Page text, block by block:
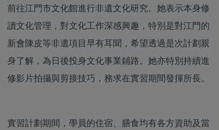
前往江門市文化館進行非遺文化研究。她表示本身修
讀文化管理，對文化工作深感興趣，特別是對江門的
新會陳皮等非遺項目早有耳聞，希望透過是次計劃親
身了解，為日後投身文化事業鋪路。她亦特別持續進
修影片拍攝與剪接技巧，務求在實習期間發揮所長。
實習計劃期間，學員的住宿、膳食均有各方資助及當